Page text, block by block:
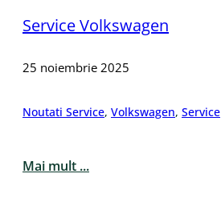
Service Volkswagen
25 noiembrie 2025
Noutati Service, Volkswagen, Service
Mai mult ...